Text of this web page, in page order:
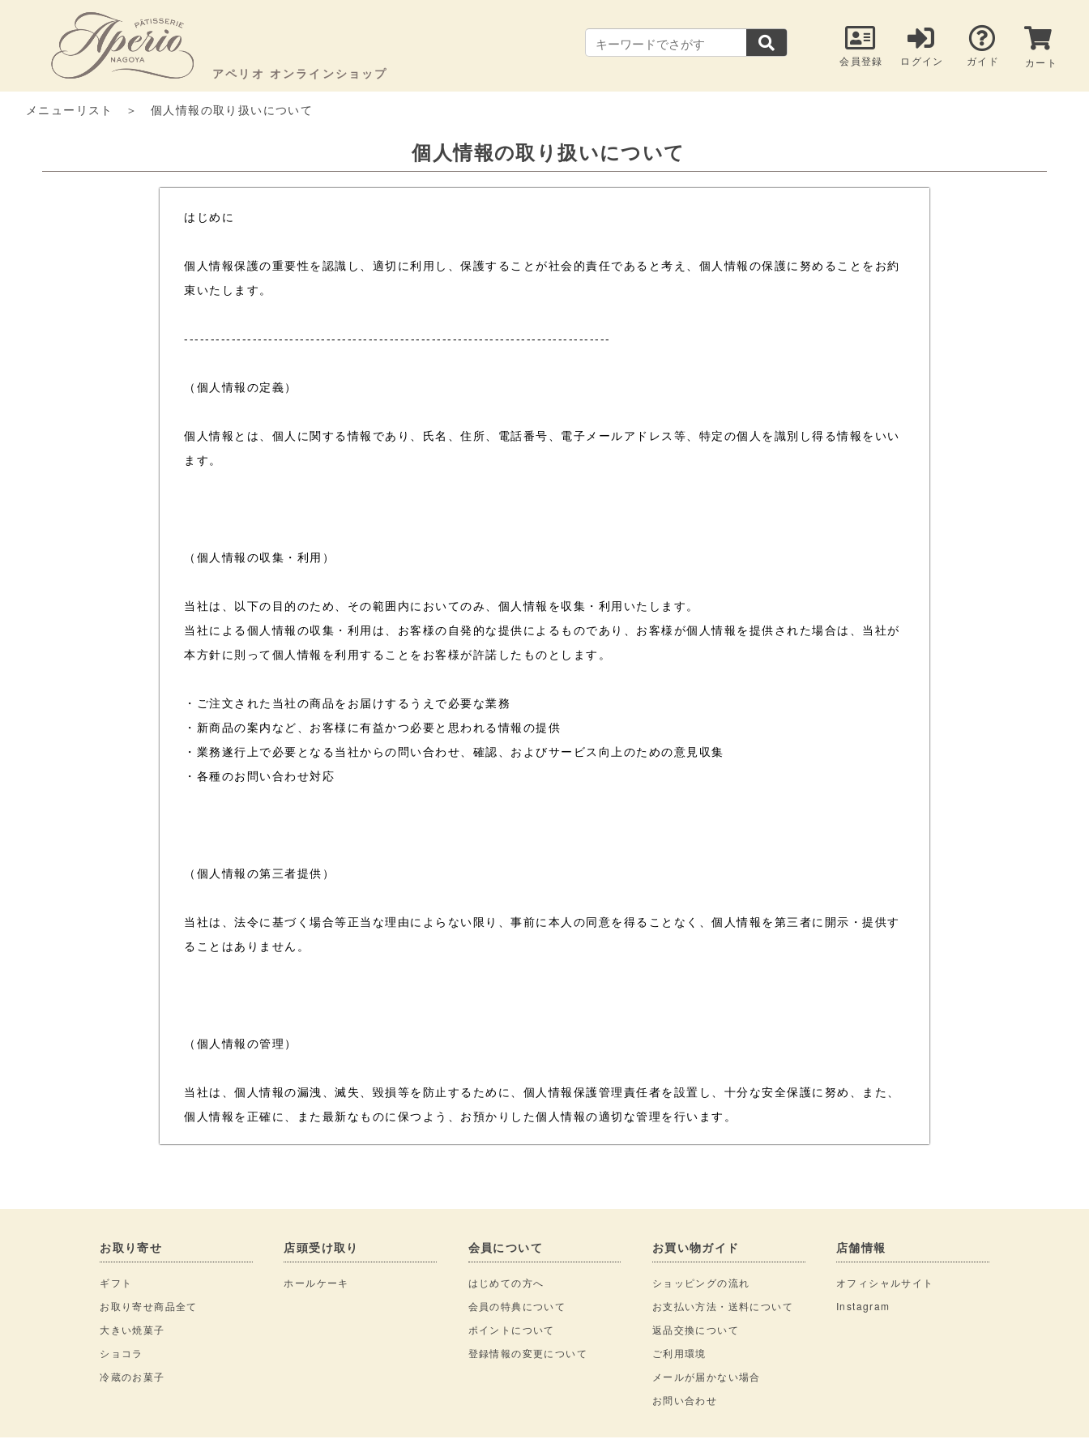
会員登録 ログイン ガイド カート
アペリオ オンラインショップ
メニューリスト ＞ 個人情報の取り扱いについて
個人情報の取り扱いについて
はじめに
個人情報保護の重要性を認識し、適切に利用し、保護することが社会的責任であると考え、個人情報の保護に努めることをお約
束いたします。
---------------------------------------------------------------------------------
（個人情報の定義）
個人情報とは、個人に関する情報であり、氏名、住所、電話番号、電子メールアドレス等、特定の個人を識別し得る情報をいい
ます。
（個人情報の収集・利用）
当社は、以下の目的のため、その範囲内においてのみ、個人情報を収集・利用いたします。
当社による個人情報の収集・利用は、お客様の自発的な提供によるものであり、お客様が個人情報を提供された場合は、当社が
本方針に則って個人情報を利用することをお客様が許諾したものとします。
・ご注文された当社の商品をお届けするうえで必要な業務
・新商品の案内など、お客様に有益かつ必要と思われる情報の提供
・業務遂行上で必要となる当社からの問い合わせ、確認、およびサービス向上のための意見収集
・各種のお問い合わせ対応
（個人情報の第三者提供）
当社は、法令に基づく場合等正当な理由によらない限り、事前に本人の同意を得ることなく、個人情報を第三者に開示・提供す
ることはありません。
（個人情報の管理）
当社は、個人情報の漏洩、滅失、毀損等を防止するために、個人情報保護管理責任者を設置し、十分な安全保護に努め、また、
個人情報を正確に、また最新なものに保つよう、お預かりした個人情報の適切な管理を行います。
お取り寄せ
ギフト
お取り寄せ商品全て
大きい焼菓子
ショコラ
冷蔵のお菓子
店頭受け取り
ホールケーキ
会員について
はじめての方へ
会員の特典について
ポイントについて
登録情報の変更について
お買い物ガイド
ショッピングの流れ
お支払い方法・送料について
返品交換について
ご利用環境
メールが届かない場合
お問い合わせ
店舗情報
オフィシャルサイト
Instagram